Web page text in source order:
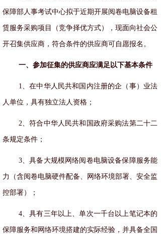
保障部人事考试中心拟于近期开展阅卷电脑设备租
赁服务采购项目（竞争择优方式），现面向社会公
开召集供应商，符合条件的供应商可自愿报名。
一、参加征集的供应商应满足以下基本条件
1、在中华人民共和国内注册的企（事）业法
人单位，具有独立法人资格；
2、符合中华人民共和国政府采购法第二十二
条规定条件；
3、具备大规模网络阅卷电脑设备保障服务能
力（含阅卷电脑硬件配备、网络环境部署、安全监
控部署）；
4、具有三年以上、单次一千台以上笔记本的
保障服务和网络环境搭建的实际经验，并具备全国